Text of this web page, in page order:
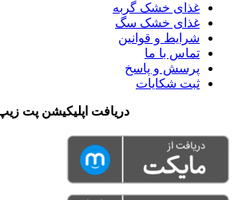
غذای خشک گربه
غذای خشک سگ
شرایط و قوانین
تماس با ما
پرسش و پاسخ
ثبت شکایات
دریافت اپلیکیشن پت